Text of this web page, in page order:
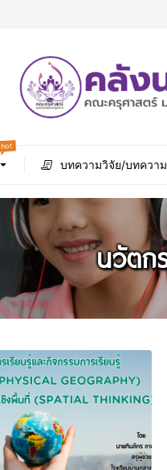
hot
บทความวิจัย/บทควา
นวัตก